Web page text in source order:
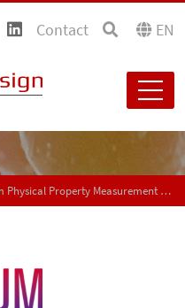
Contact EN
Dielektrische Messungen im Physical Property Measurement System (PPMS)